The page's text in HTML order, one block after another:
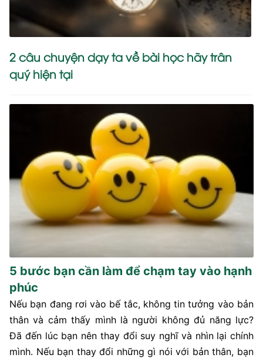
2 câu chuyện dạy ta về bài học hãy trân
quý hiện tại
5 bước bạn cần làm để chạm tay vào hạnh
phúc
Nếu bạn đang rơi vào bế tắc, không tin tưởng vào bản
thân và cảm thấy mình là người không đủ năng lực?
Đã đến lúc bạn nên thay đổi suy nghĩ và nhìn lại chính
mình. Nếu bạn thay đổi những gì nói với bản thân, bạn